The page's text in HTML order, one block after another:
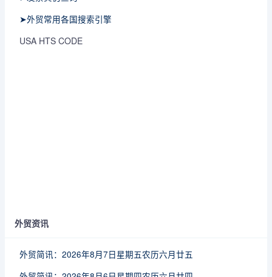
➤外贸常用各国搜索引擎
USA HTS CODE
外贸资讯
外贸简讯：2026年8月7日星期五农历六月廿五